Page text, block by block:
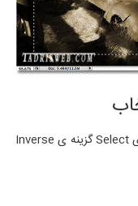
کلید Shift+Ctrl+I رو بزنید. این دستور از منوی Select گزینه ی Inverse